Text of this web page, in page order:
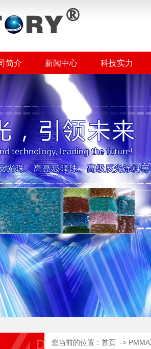
简介 新闻中心 科技实力
您当前的位置：首页 ->